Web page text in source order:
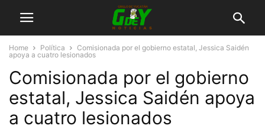
Home Política
Comisionada por el gobierno estatal, Jessica Saidén
apoya a cuatro lesionados
Comisionada por el gobierno
estatal, Jessica Saidén apoya
a cuatro lesionados